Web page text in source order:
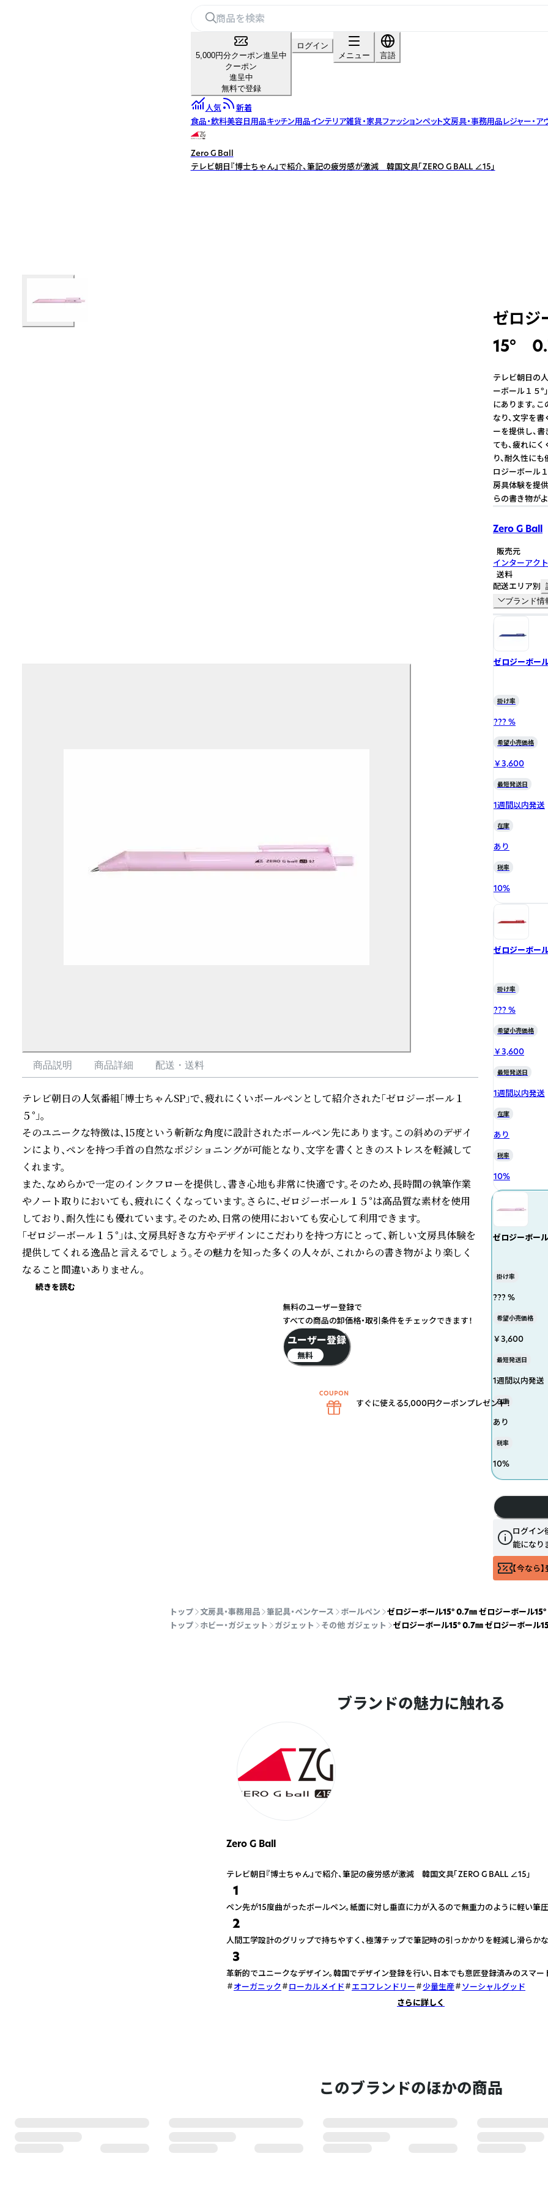
5,000円分クーポン進呈中
クーポン
進呈中
無料で登録
ログイン
メニュー
言語
人気
新着
食品・飲料美容日用品キッチン用品インテリア雑貨・家具ファッションペット文房具・事務用品レジャー・ア
Zero G Ball
テレビ朝日『博士ちゃん』で紹介、筆記の疲労感が激減 韓国文具「ZERO G BALL ∠15」
商品説明 商品詳細 配送・送料
テレビ朝日の人気番組「博士ちゃんSP」で、疲れにくいボールペンとして紹介された「ゼロジーボール１
５°」。
そのユニークな特徴は、15度という斬新な角度に設計されたボールペン先にあります。この斜めのデザイ
ンにより、ペンを持つ手首の自然なポジショニングが可能となり、文字を書くときのストレスを軽減して
くれます。
また、なめらかで一定のインクフローを提供し、書き心地も非常に快適です。そのため、長時間の執筆作業
やノート取りにおいても、疲れにくくなっています。さらに、ゼロジーボール１５°は高品質な素材を使用
しており、耐久性にも優れています。そのため、日常の使用においても安心して利用できます。
「ゼロジーボール１５°」は、文房具好きな方やデザインにこだわりを持つ方にとって、新しい文房具体験を
提供してくれる逸品と言えるでしょう。その魅力を知った多くの人々が、これからの書き物がより楽しく
なること間違いありません。
続きを読む
ゼロジ
15°
テレビ朝日の
ーボール１５°
にあります。
なり、文字を
ーを提供し、
ても、疲れに
り、耐久性に
ロジーボール
房具体験を提
らの書き物が
Zero G Ball
販売元
インターアク
送料
配送エリア別
ブランド情
ゼロジーボー
掛け率
??? %
希望小売価格
￥3,600
最短発送日
1週間以内発送
在庫
あり
税率
10%
ゼロジーボー
掛け率
??? %
希望小売価格
￥3,600
最短発送日
1週間以内発送
在庫
あり
税率
10%
ゼロジーボー
掛け率
??? %
希望小売価格
￥3,600
最短発送日
1週間以内発送
在庫
あり
税率
10%
ログイン
能になり
【今なら
トップ 文房具・事務用品 筆記具・ペンケース ボールペン
ゼロジーボール15° 0.7㎜ ゼロジーボール
トップ
ホビー・ガジェット ガジェット その他 ガジェット ゼロジーボール15° 0.7㎜ ゼロジーボール
ブランドの魅力に触れる
Zero G Ball
テレビ朝日『博士ちゃん』で紹介、筆記の疲労感が激減 韓国文具「ZERO G BALL ∠15」
1
ペン先が15度曲がったボールペン。紙面に対し垂直に力が入るので無重力のように軽い筆圧
2
人間工学設計のグリップで持ちやすく、極薄チップで筆記時の引っかかりを軽減し滑らかな
3
革新的でユニークなデザイン。韓国でデザイン登録を行い、日本でも意匠登録済みのスマー
オーガニック
ローカルメイド エコフレンドリー 少量生産
ソーシャルグッド
さらに詳しく
このブランドのほかの商品
無料のユーザー登録で
すべての商品の卸価格・取引条件をチェックできます！
ユーザー登録
無料
すぐに使える5,000円クーポンプレゼント！